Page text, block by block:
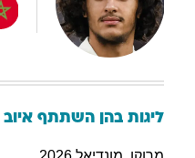
ליגות בהן השתתף איוב